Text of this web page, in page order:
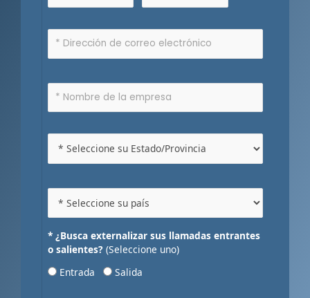
* ¿Busca externalizar sus llamadas entrantes
o salientes? (Seleccione uno)
Entrada
Salida